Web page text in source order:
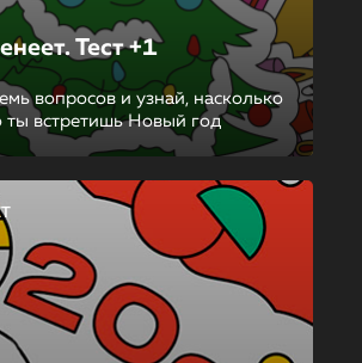
Тест +1
вопросов и узнай, насколько
ты встретишь Новый год